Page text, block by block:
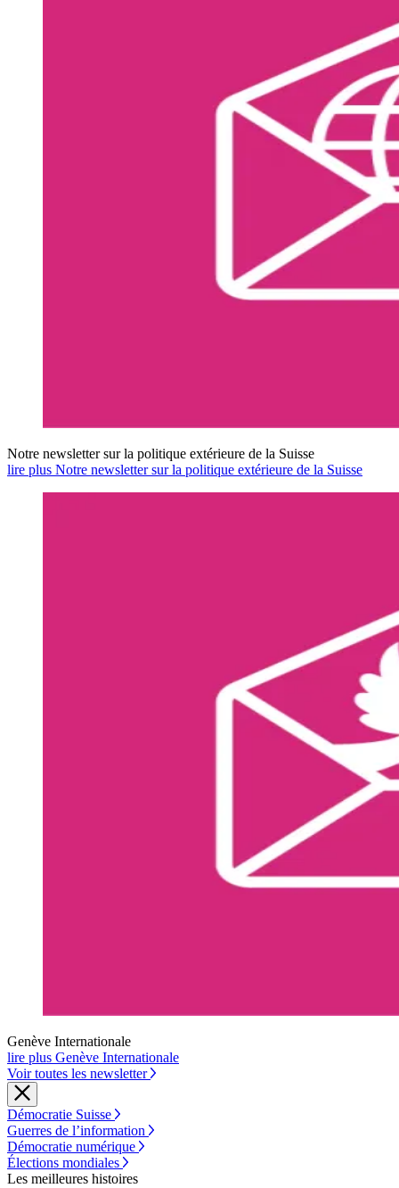
Notre newsletter sur la politique extérieure de la Suisse
lire plus Notre newsletter sur la politique extérieure de la Suisse
Genève Internationale
lire plus Genève Internationale
Voir toutes les newsletter
Démocratie Suisse
Guerres de l’information
Démocratie numérique
Élections mondiales
Les meilleures histoires